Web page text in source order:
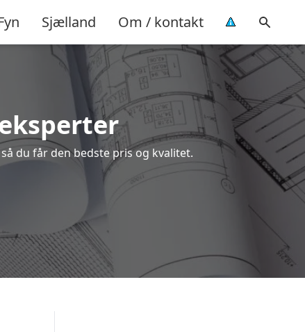
Sjælland Om / kontakt
du får den bedste pris og kvalitet.